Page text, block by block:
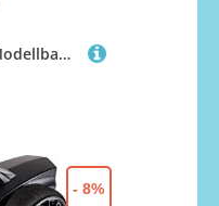
Carson 500405485 - Modellbauzubehör: X10ET-XL Stoßdämpferset, 4 Stück, Silber
- 8%